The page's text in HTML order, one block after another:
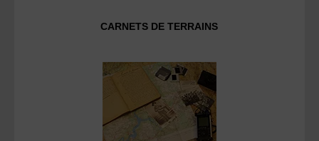
CARNETS DE TERRAINS